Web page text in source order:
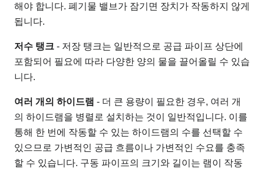
해야 합니다. 폐기물 밸브가 잠기면 장치가 작동하지 않게
됩니다.
저수 탱크 - 저장 탱크는 일반적으로 공급 파이프 상단에
포함되어 필요에 따라 다양한 양의 물을 끌어올릴 수 있습
니다.
여러 개의 하이드램 - 더 큰 용량이 필요한 경우, 여러 개
의 하이드램을 병렬로 설치하는 것이 일반적입니다. 이를
통해 한 번에 작동할 수 있는 하이드램의 수를 선택할 수
있으므로 가변적인 공급 흐름이나 가변적인 수요를 충족
할 수 있습니다. 구동 파이프의 크기와 길이는 램이 작동